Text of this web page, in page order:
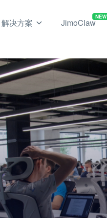
解决方案 JimoClaw
NEW